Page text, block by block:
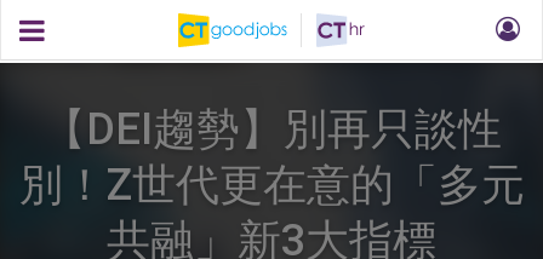
【DEI趨勢】別再只談性
別！Z世代更在意的「多元
共融」新3大指標